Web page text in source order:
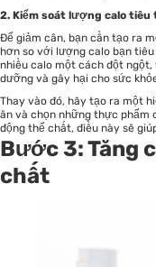
2. Kiểm soát lượng calo tiêu
Để giảm cân, bạn cần tạo ra
hơn so với lượng calo bạn tiêu
nhiều calo một cách đột
dưỡng và gây hại cho sức
Thay vào đó, hãy tạo ra một
ăn và chọn những thực phẩm
động thể chất, điều này sẽ
Bước 3: Tăng
chất